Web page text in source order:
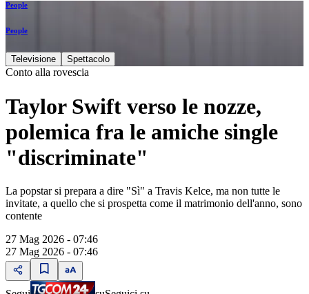
People
People
Televisione Spettacolo
Conto alla rovescia
Taylor Swift verso le nozze,
polemica fra le amiche single
"discriminate"
La popstar si prepara a dire "Sì" a Travis Kelce, ma non tutte le
invitate, a quello che si prospetta come il matrimonio dell'anno, sono
contente
27 Mag 2026 - 07:46
27 Mag 2026 - 07:46